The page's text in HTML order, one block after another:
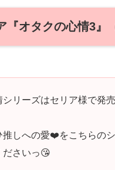
『オタクの心情3』
シリーズはセリア様で発
推しへの愛❤️をこちらの
ださいっ😘